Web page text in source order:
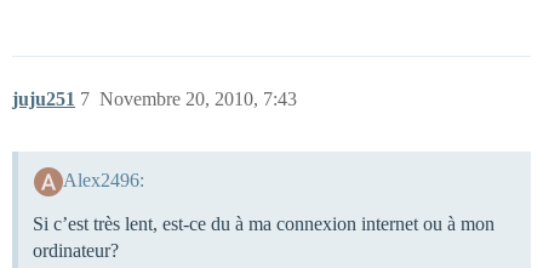
juju251 Novembre 20, 2010, 7:43
7
Alex2496:
Si c’est très lent, est-ce du à ma connexion internet ou à mon
ordinateur?